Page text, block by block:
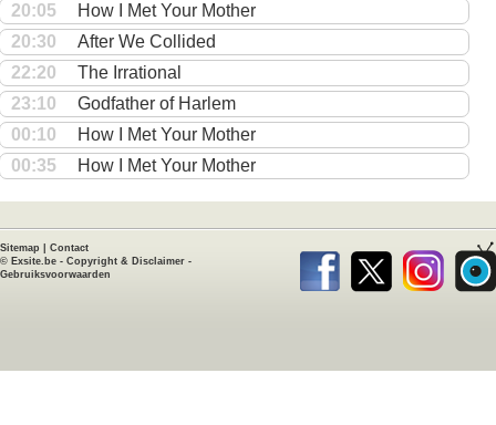
20:05
How I Met Your Mother
20:30
After We Collided
22:20
The Irrational
23:10
Godfather of Harlem
00:10
How I Met Your Mother
00:35
How I Met Your Mother
Sitemap
Contact
© Exsite.be - Copyright & Disclaimer -
Gebruiksvoorwaarden